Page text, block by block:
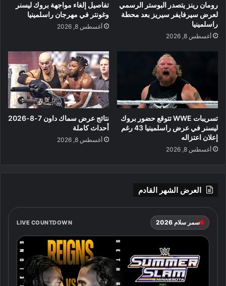
رومان رينز يتصدر البوستر الرسمي
لعرض سيرفايفر سيريز بعد محطة
راسلمينيا
أغسطس 8, 2026
تفاصيل إلغاء مواجهة بروك ليسنر
وغونتر في مهرجان راسلمينيا
أغسطس 8, 2026
تسريبات WWE تتوقع حضور بروك
ليسنر في عرض راسلمينيا 43 رغم
إعلان اعتزاله
أغسطس 8, 2026
نتائج عرض سماك داون 7-8-2026
أحداث كاملة
أغسطس 8, 2026
العرض الشهر القادم
سمر سلام 2026 LIVE COUNTDOWN